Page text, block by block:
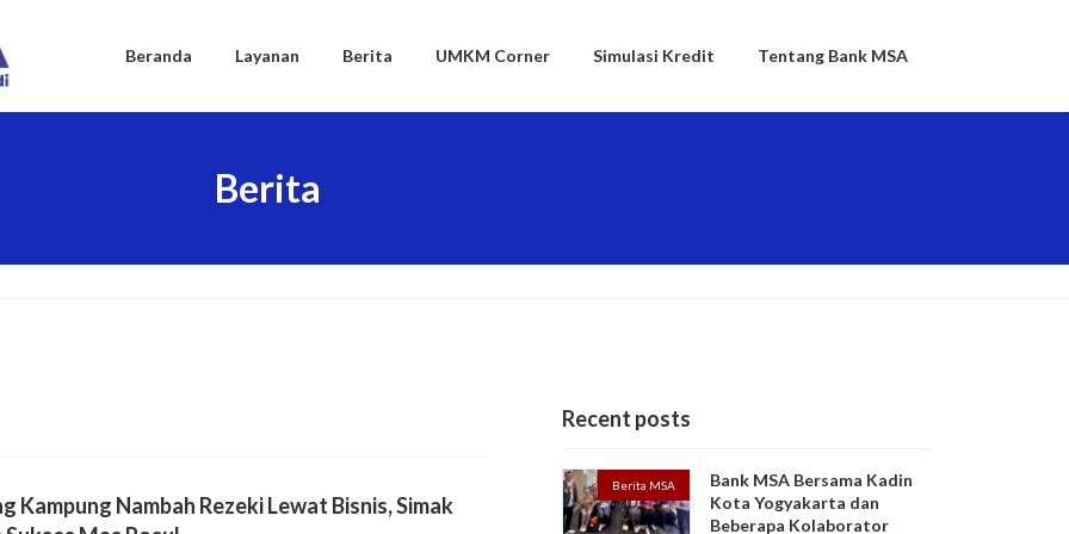
Beranda Layanan Berita UMKM Corner Simulasi Kredit Tentang Bank MSA
Berita
Kampung Nambah Rezeki Lewat Bisnis, Simak
Recent posts
Berita MSA
Bank MSA Bersama Kadin
Kota Yogyakarta dan
Beberapa Kolaborator